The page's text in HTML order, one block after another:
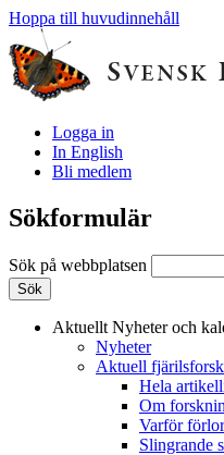
Hoppa till huvudinnehåll
Logga in
In English
Bli medlem
Sökformulär
Sök på webbplatsen
Aktuellt Nyheter och
Nyheter
Aktuell
Hela
Om
Varför
Slingrande